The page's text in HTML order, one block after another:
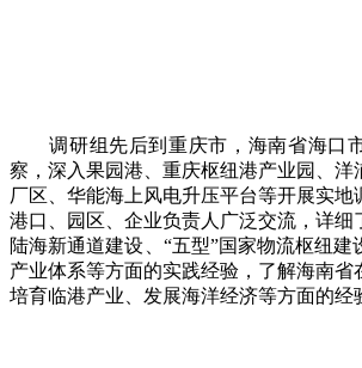
调研组先后到重庆市，海南省海口
察，深入果园港、重庆枢纽港产业园、洋
厂区、华能海上风电升压平台等开展实地
港口、园区、企业负责人广泛交流，详细
陆海新通道建设、“五型”国家物流枢纽
产业体系等方面的实践经验，了解海南省
培育临港产业、发展海洋经济等方面的经